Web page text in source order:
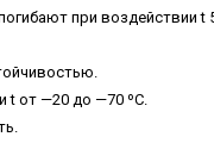
при воздействии
t от —20 до —70 ºС.